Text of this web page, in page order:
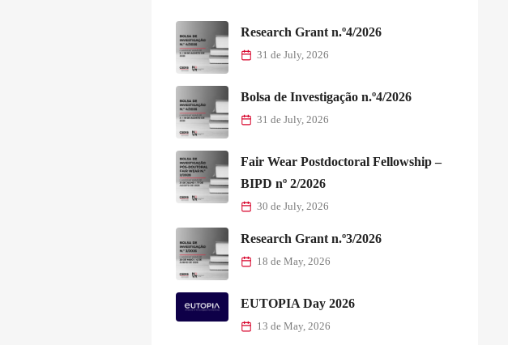
Research Grant n.º4/2026
31 de July, 2026
Bolsa de Investigação n.º4/2026
31 de July, 2026
Fair Wear Postdoctoral Fellowship –
BIPD nº 2/2026
30 de July, 2026
Research Grant n.º3/2026
18 de May, 2026
EUTOPIA Day 2026
13 de May, 2026